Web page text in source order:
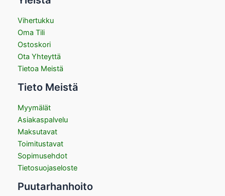
Vihertukku
Oma Tili
Ostoskori
Ota Yhteyttä
Tietoa Meistä
Tieto Meistä
Myymälät
Asiakaspalvelu
Maksutavat
Toimitustavat
Sopimusehdot
Tietosuojaseloste
Puutarhanhoito